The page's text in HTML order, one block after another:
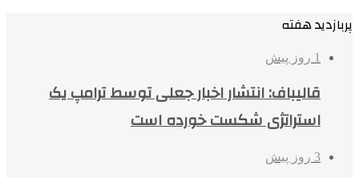
پربازدید هفته
1 روز پیش
قالیباف: انتشار اخبار جعلی توسط ترامپ یک
استراتژی شکست خورده است
3 روز پیش